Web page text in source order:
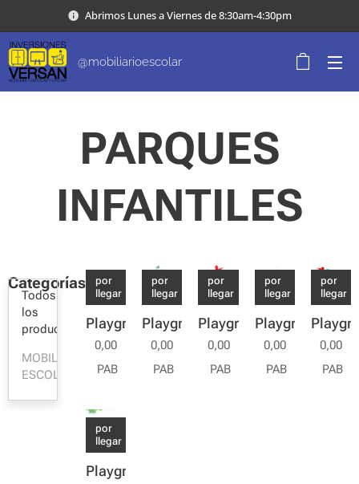
Abrimos Lunes a Viernes de 8:30am-4:30pm
@mobiliarioescolar
PARQUES
INFANTILES
Categorías
Todos
los
productos
MOBILIARIO
ESCOLAR
Playground
por
llegar
0,00
PAB
Playground
por
llegar
0,00
PAB
Playground
por
llegar
0,00
PAB
Playground
por
llegar
0,00
PAB
por
llegar
0,00
PAB
Playground
por
llegar